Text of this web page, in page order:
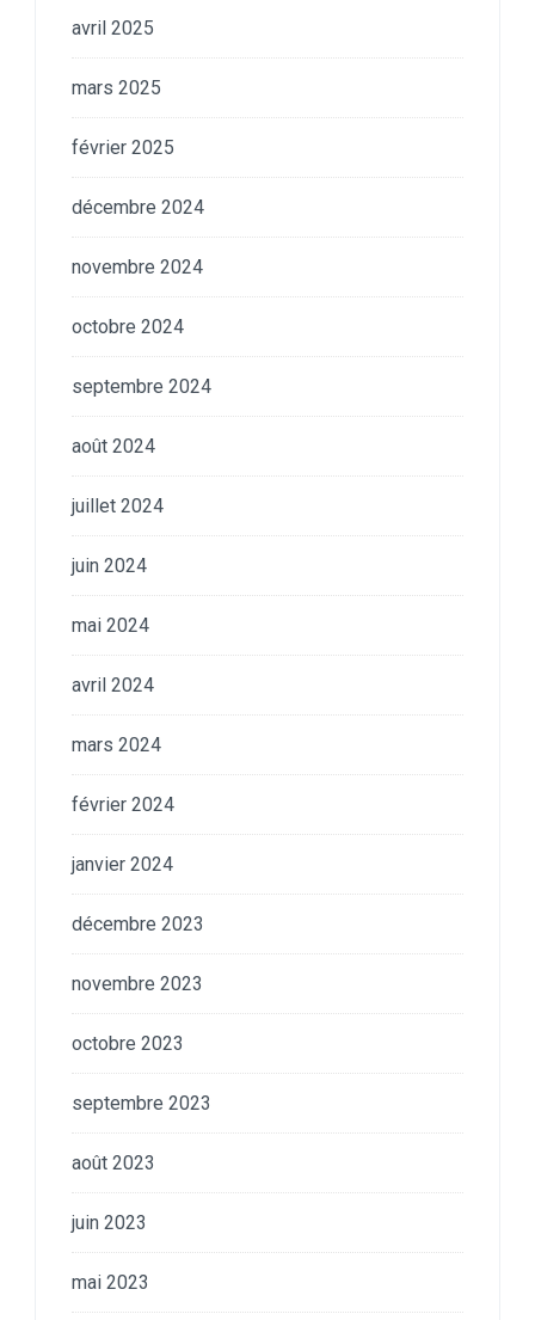
avril 2025
mars 2025
février 2025
décembre 2024
novembre 2024
octobre 2024
septembre 2024
août 2024
juillet 2024
juin 2024
mai 2024
avril 2024
mars 2024
février 2024
janvier 2024
décembre 2023
novembre 2023
octobre 2023
septembre 2023
août 2023
juin 2023
mai 2023